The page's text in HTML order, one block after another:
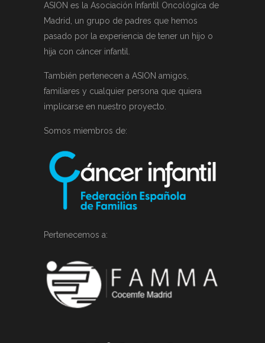
ASION es la Asociación Infantil Oncológica de
Madrid, un grupo de padres que hemos
pasado por la experiencia de tener un hijo o
hija con cáncer infantil.
También pertenecen a ASION amigos,
familiares y cualquier persona que quiera
implicarse en nuestro proyecto.
Somos miembros de:
Pertenecemos a: